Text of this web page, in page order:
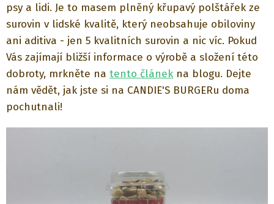
psy a lidi. Je to masem plněný křupavý polštářek ze
surovin v lidské kvalitě, který neobsahuje obiloviny
ani aditiva - jen 5 kvalitních surovin a nic víc. Pokud
Vás zajímají bližší informace o výrobě a složení této
dobroty, mrkněte na tento článek na blogu. Dejte
nám vědět, jak jste si na CANDIE'S BURGERu doma
pochutnali!